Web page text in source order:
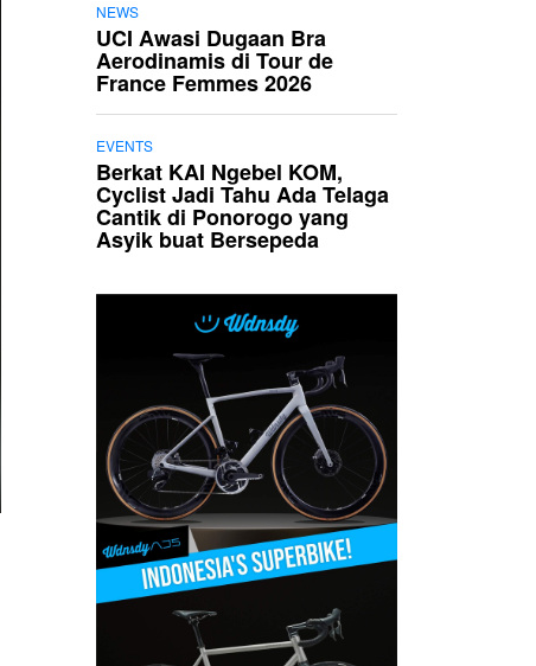
NEWS
UCI Awasi Dugaan Bra
Aerodinamis di Tour de
France Femmes 2026
EVENTS
Berkat KAI Ngebel KOM,
Cyclist Jadi Tahu Ada Telaga
Cantik di Ponorogo yang
Asyik buat Bersepeda